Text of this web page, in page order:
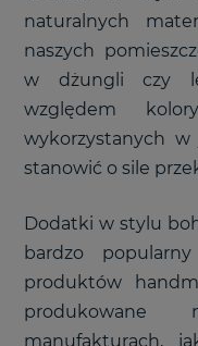
naturalnych
naszych
w dżungli czy
względem
wykorzystanych
stanowić o sile
Dodatki w stylu
bardzo
produktów
produkowane
manufakturach,